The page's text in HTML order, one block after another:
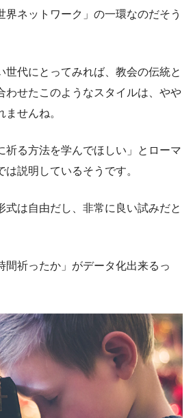
界ネットワーク」の一環なのだそう
世代にとってみれば、教会の伝統と
わせたこのようなスタイルは、やや
せんね。
祈る方法を学んでほしい」とローマ
説明しているそうです。
式は自由だし、非常に良い試みだと
間祈ったか」がデータ化出来るっ